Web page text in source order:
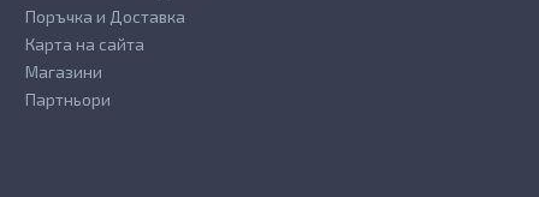
Поръчка и Доставка
Карта на сайта
Магазини
Партньори